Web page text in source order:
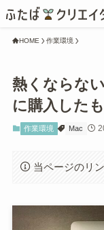
HOME 作業環境
熱くならな
に購入した
作業環境 Mac
当ページのリ